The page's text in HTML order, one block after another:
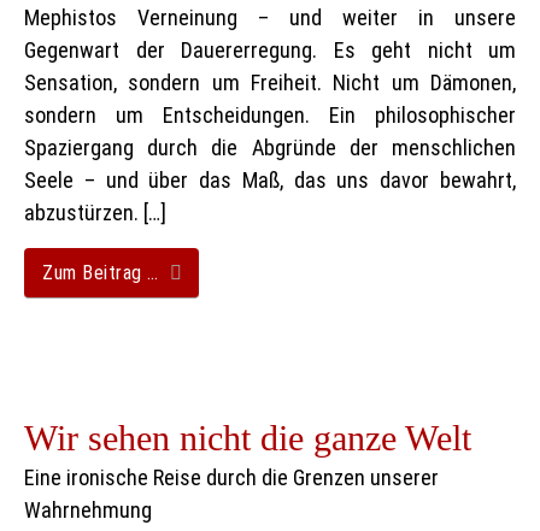
Mephistos Verneinung – und weiter in unsere
Gegenwart der Dauererregung. Es geht nicht um
Sensation, sondern um Freiheit. Nicht um Dämonen,
sondern um Entscheidungen. Ein philosophischer
Spaziergang durch die Abgründe der menschlichen
Seele – und über das Maß, das uns davor bewahrt,
abzustürzen. […]
Zum Beitrag …
Wir sehen nicht die ganze Welt
Eine ironische Reise durch die Grenzen unserer
Wahrnehmung